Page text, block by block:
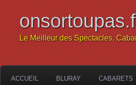
Le Meilleur des Spectacles,
ACCUEIL BLURAY CABARETS